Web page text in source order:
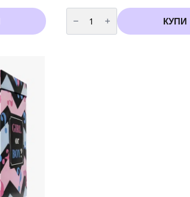
количество
за
Балони
за
КУПИ